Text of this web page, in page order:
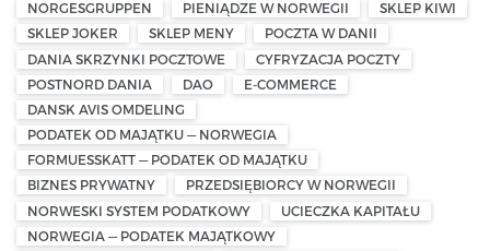
NORGESGRUPPEN
PIENIĄDZE W NORWEGII
SKLEP KIWI
SKLEP JOKER
SKLEP MENY
POCZTA W DANII
DANIA SKRZYNKI POCZTOWE
CYFRYZACJA POCZTY
POSTNORD DANIA
DAO
E-COMMERCE
DANSK AVIS OMDELING
PODATEK OD MAJĄTKU — NORWEGIA
FORMUESSKATT — PODATEK OD MAJĄTKU
BIZNES PRYWATNY
PRZEDSIĘBIORCY W NORWEGII
NORWESKI SYSTEM PODATKOWY
UCIECZKA KAPITAŁU
NORWEGIA — PODATEK MAJĄTKOWY